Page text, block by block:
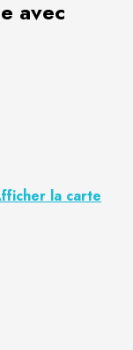
avec
la carte